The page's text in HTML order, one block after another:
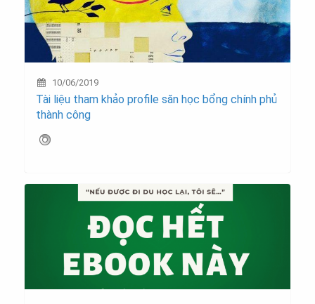
10/06/2019
Tài liệu tham khảo profile săn học bổng chính phủ
thành công